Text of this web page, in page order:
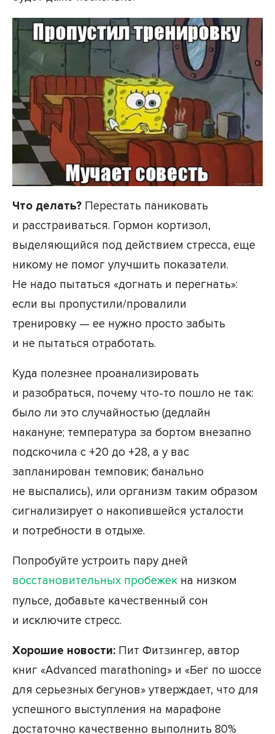
Что делать? Перестать паниковать
и расстраиваться. Гормон кортизол,
выделяющийся под действием стресса, еще
никому не помог улучшить показатели.
Не надо пытаться «догнать и перегнать»:
если вы пропустили/провалили
тренировку — ее нужно просто забыть
и не пытаться отработать.
Куда полезнее проанализировать
и разобраться, почему что-то пошло не так:
было ли это случайностью (дедлайн
накануне; температура за бортом внезапно
подскочила с +20 до +28, а у вас
запланирован темповик; банально
не выспались), или организм таким образом
сигнализирует о накопившейся усталости
и потребности в отдыхе.
Попробуйте устроить пару дней
восстановительных пробежек на низком
пульсе, добавьте качественный сон
и исключите стресс.
Хорошие новости: Пит Фитзингер, автор
книг «Advanced marathoning» и «Бег по шоссе
для серьезных бегунов» утверждает, что для
успешного выступления на марафоне
достаточно качественно выполнить 80%